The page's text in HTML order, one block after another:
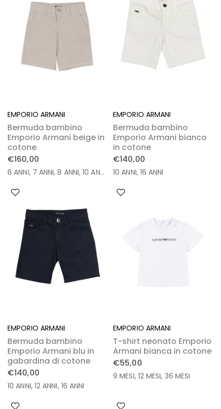
EMPORIO ARMANI
Bermuda bambino
Emporio Armani beige in
cotone
€160,00
6 ANNI 7 ANNI 8 ANNI 10 ANNI 12 ANNI 14 ANNI
EMPORIO ARMANI
Bermuda bambino
Emporio Armani bianco
in cotone
€140,00
10 ANNI 16 ANNI
EMPORIO ARMANI
Bermuda bambino
Emporio Armani blu in
gabardina di cotone
€140,00
10 ANNI 12 ANNI 16 ANNI
EMPORIO ARMANI
T-shirt neonato Emporio
Armani bianca in cotone
€55,00
9 MESI 12 MESI 36 MESI